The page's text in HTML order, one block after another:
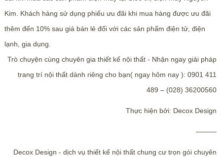
Kim. Khách hàng sử dụng phiếu ưu đãi khi mua hàng được ưu đãi
thêm đến 10% sau giá bán lẻ đối với các sản phẩm điện tử, điện
lạnh, gia dụng.
Trò chuyện cùng chuyên gia thiết kế nội thất - Nhận ngay giải pháp
trang trí nội thất dành riêng cho bạn( ngay hôm nay ): 0901 411
489 – (028) 36200560
Thực hiện bởi: Decox Design
———
Decox Design - dịch vụ thiết kế nội thất chung cư trọn gói chuyên